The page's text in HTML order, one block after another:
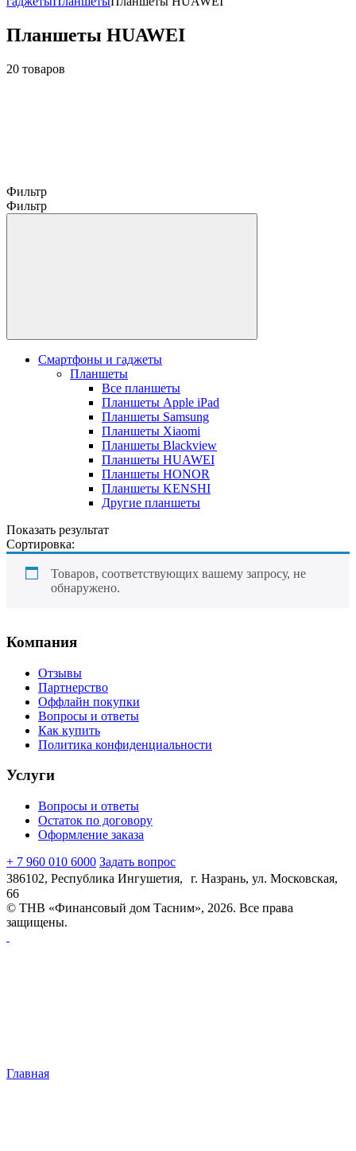
Планшеты HUAWEI
20 товаров
Фильтр
Фильтр
Смартфоны и гаджеты
Планшеты
Все планшеты
Планшеты Apple iPad
Планшеты Samsung
Планшеты Xiaomi
Планшеты Blackview
Планшеты HUAWEI
Планшеты HONOR
Планшеты KENSHI
Другие планшеты
Показать результат
Сортировка:
Товаров, соответствующих вашему запросу, не
обнаружено.
Компания
Отзывы
Партнерство
Оффлайн покупки
Вопросы и ответы
Как купить
Политика конфиденциальности
Услуги
Вопросы и ответы
Остаток по договору
Оформление заказа
+ 7 960 010 6000 Задать вопрос
386102, Республика Ингушетия, г. Назрань, ул. Московская,
66
© ТНВ «Финансовый дом Тасним», 2026. Все права
защищены.
Главная